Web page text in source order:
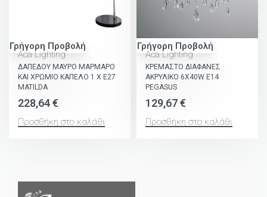
Γρήγορη Προβολή
Aca Lighting
ΔΑΠΕΔΟΥ ΜΑΥΡΟ ΜΑΡΜΑΡΟ
ΚΑΙ ΧΡΩΜΙΟ ΚΑΠΕΛΟ 1 Χ Ε27
MATILDA
228,64€
Προσθήκη στο καλάθι
Γρήγορη Προβολή
Aca Lighting
ΚΡΕΜΑΣΤΟ ΔΙΑΦΑΝΕΣ
ΑΚΡΥΛΙΚΟ 6X40W E14
PEGASUS
129,67€
Προσθήκη στο καλάθι